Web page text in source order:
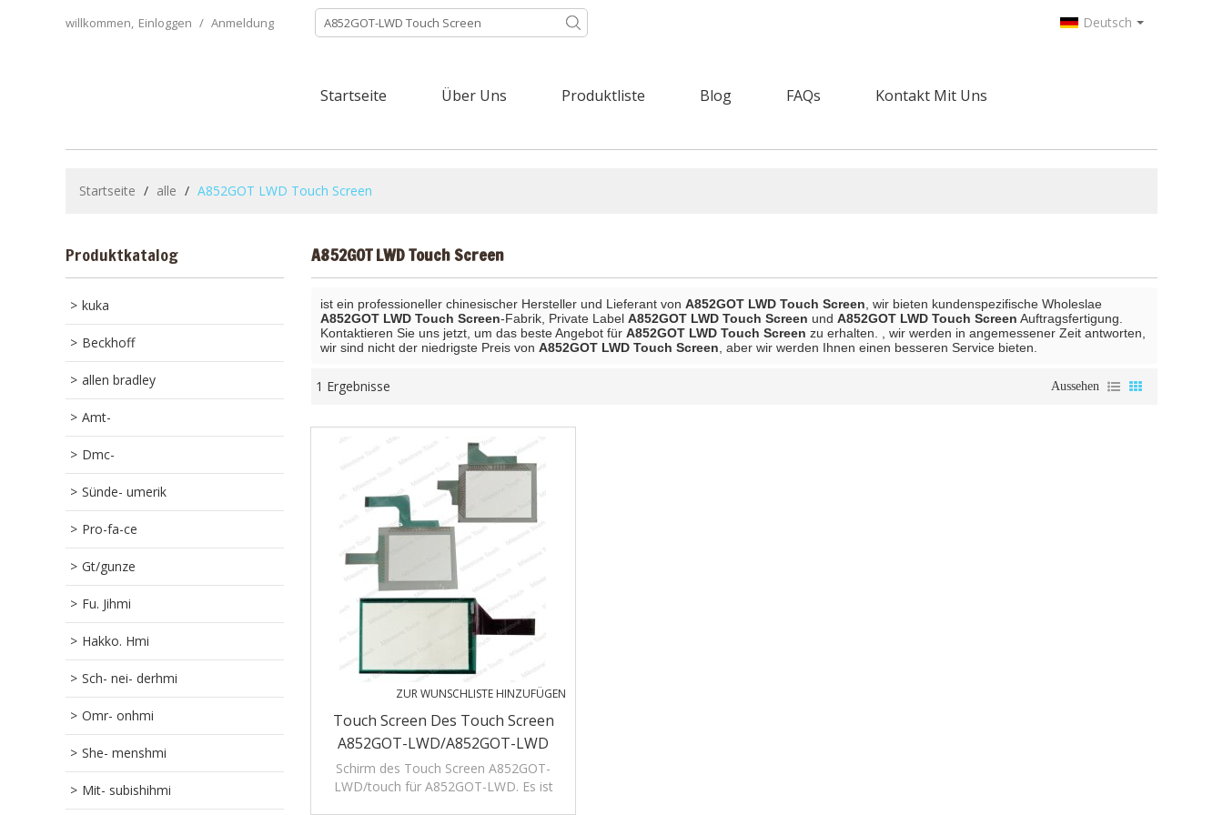
willkommen, Einloggen / Anmeldung Deutsch
Startseite Über Uns Produktliste Blog FAQs Kontakt Mit Uns
Startseite / alle / A852GOT LWD Touch Screen
Produktkatalog
kuka
Beckhoff
allen bradley
Amt-
Dmc-
Sünde- umerik
Pro-fa-ce
Gt/gunze
Fu. Jihmi
Hakko. Hmi
Sch- nei- derhmi
Omr- onhmi
She- menshmi
Mit- subishihmi
A852GOT LWD Touch Screen
ist ein professioneller chinesischer Hersteller und Lieferant von A852GOT LWD Touch Screen , wir bieten kundenspezifische Wholeslae
A852GOT LWD Touch Screen-Fabrik, Private Label A852GOT LWD Touch Screen und A852GOT LWD Touch Screen Auftragsfertigung.
Kontaktieren Sie uns jetzt, um das beste Angebot für A852GOT LWD Touch Screen zu erhalten. , wir werden in angemessener Zeit antworten,
wir sind nicht der niedrigste Preis von A852GOT LWD Touch Screen , aber wir werden Ihnen einen besseren Service bieten.
1 Ergebnisse Aussehen
ZUR WUNSCHLISTE HINZUFÜGEN
Touch Screen Des Touch Screen
A852GOT-LWD/A852GOT-LWD
Schirm des Touch Screen A852GOT-
LWD/touch für A852GOT-LWD. Es ist